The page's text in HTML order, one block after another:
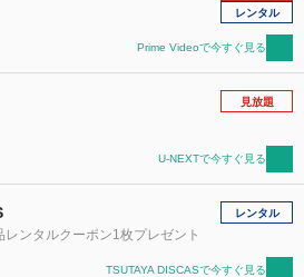
レンタル
Prime Videoで今すぐ見る
見放題
U-NEXTで今すぐ見る
レンタルクーポン1枚プレゼント
レンタル
TSUTAYA DISCASで今すぐ見る